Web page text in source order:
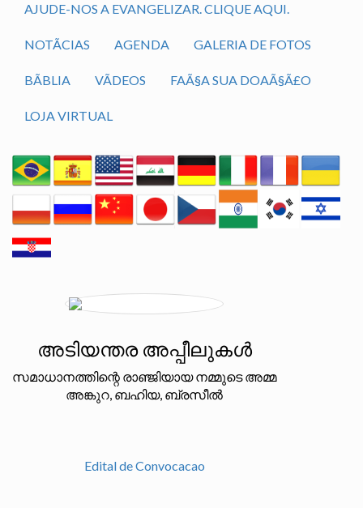
AJUDE-NOS A EVANGELIZAR. CLIQUE AQUI.
NOTÃ­CIAS AGENDA GALERIA DE FOTOS
BÃ­BLIA VÃ­DEOS FAÃ§A SUA DOAÃ§Ã£O
LOJA VIRTUAL
അടിയന്തര അപ്പീലുകൾ
സമാധാനത്തിന്റെ രാഞ്ജിയായ നമ്മുടെ അമ്മ
അങ്കുറ, ബഹിയ, ബ്രസീൽ
Edital de Convocacao